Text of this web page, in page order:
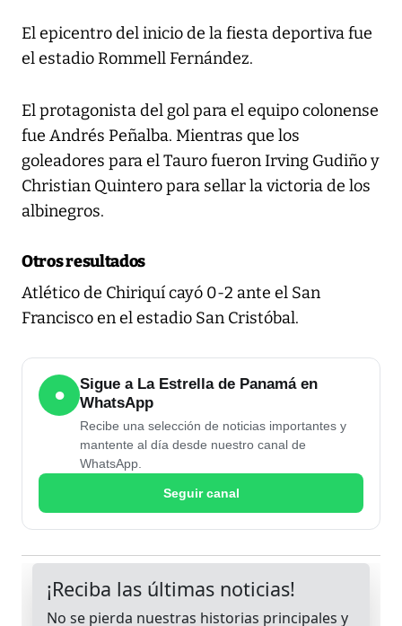
El epicentro del inicio de la fiesta deportiva fue
el estadio Rommell Fernández.
El protagonista del gol para el equipo colonense
fue Andrés Peñalba. Mientras que los
goleadores para el Tauro fueron Irving Gudiño y
Christian Quintero para sellar la victoria de los
albinegros.
Otros resultados
Atlético de Chiriquí cayó 0-2 ante el San
Francisco en el estadio San Cristóbal.
●
Sigue a La Estrella de Panamá en
WhatsApp
Recibe una selección de noticias importantes y
mantente al día desde nuestro canal de
WhatsApp.
Seguir canal